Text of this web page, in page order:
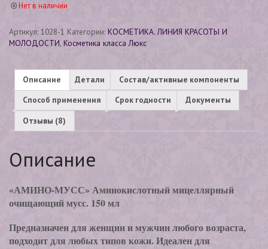
Нет в наличии
Артикул: 1028-1 Категории: КОСМЕТИКА. ЛИНИЯ КРАСОТЫ И
МОЛОДОСТИ, Косметика класса Люкс
Описание Детали
Состав/активные компоненты
Способ применения
Срок годности
Документы
Отзывы (8)
Описание
«АМИНО-МУСС» Аминокислотный мицеллярный
очищающий мусс. 150 мл
Предназначен для женщин и мужчин любого возраста,
подходит для любых типов кожи. Идеален для